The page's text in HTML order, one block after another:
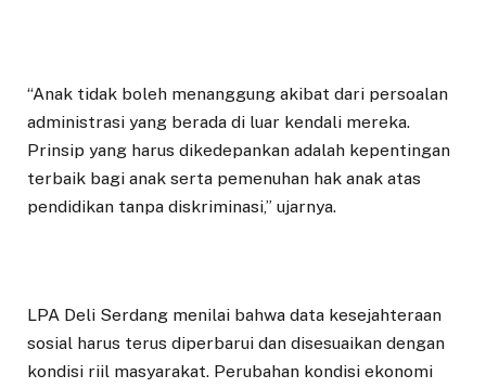
“Anak tidak boleh menanggung akibat dari persoalan
administrasi yang berada di luar kendali mereka.
Prinsip yang harus dikedepankan adalah kepentingan
terbaik bagi anak serta pemenuhan hak anak atas
pendidikan tanpa diskriminasi,” ujarnya.
LPA Deli Serdang menilai bahwa data kesejahteraan
sosial harus terus diperbarui dan disesuaikan dengan
kondisi riil masyarakat. Perubahan kondisi ekonomi